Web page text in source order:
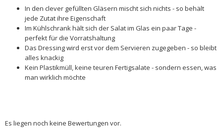
In den clever gefüllten Gläsern mischt sich nichts - so behält
jede Zutat ihre Eigenschaft
Im Kühlschrank hält sich der Salat im Glas ein paar Tage -
perfekt für die Vorratshaltung
Das Dressing wird erst vor dem Servieren zugegeben - so bleibt
alles knackig
Kein Plastikmüll, keine teuren Fertigsalate - sondern essen, was
man wirklich möchte
Es liegen noch keine Bewertungen vor.